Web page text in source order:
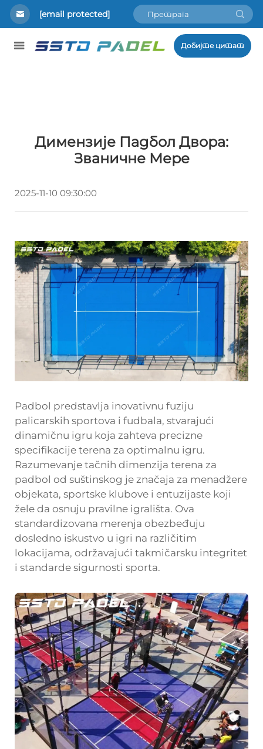
[email protected]
Добијте цитат
Димензије Падбол Двора:
Званичне Мере
2025-11-10 09:30:00
Padbol predstavlja inovativnu fuziju
palicarskih sportova i fudbala, stvarajući
dinamičnu igru koja zahteva precizne
specifikacije terena za optimalnu igru.
Razumevanje tačnih dimenzija terena za
padbol od suštinskog je značaja za menadžere
objekata, sportske klubove i entuzijaste koji
žele da osnuju pravilne igrališta. Ova
standardizovana merenja obezbeđuju
dosledno iskustvo u igri na različitim
lokacijama, održavajući takmičarsku integritet
i standarde sigurnosti sporta.